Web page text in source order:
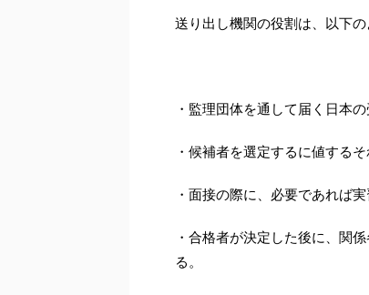
送り出し機関の役割は、以下の
・監理団体を通して届く日本
・候補者を選定するに値する
・面接の際に、必要であれば
・合格者が決定した後に、関
る。